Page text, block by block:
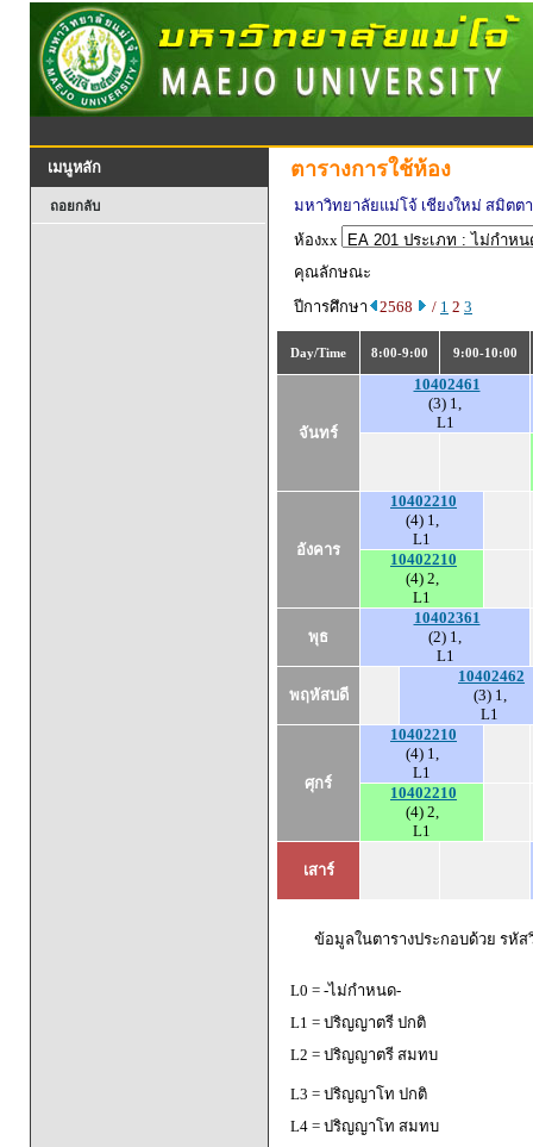
เมนูหลัก
ถอยกลับ
ตารางการใช้ห้อง
มหาวิทยาลัยแม่โจ้ เชียงใหม่ สมิตต
ห้องxx
คุณลักษณะ
ปีการศึกษา
2568 / 1 2 3
Day/Time 8:00-9:00 9:00-10:00
จันทร์
10402461
(3) 1,
L1
อังคาร
10402210
(4) 1,
L1
10402210
(4) 2,
L1
พุธ
10402361
(2) 1,
L1
พฤหัสบดี
10402462
(3) 1,
L1
ศุกร์
10402210
(4) 1,
L1
10402210
(4) 2,
L1
เสาร์
ข้อมูลในตารางประกอบด้วย รหั
L0 = -ไม่กำหนด-
L1 = ปริญญาตรี ปกติ
L2 = ปริญญาตรี สมทบ
L3 = ปริญญาโท ปกติ
L4 = ปริญญาโท สมทบ